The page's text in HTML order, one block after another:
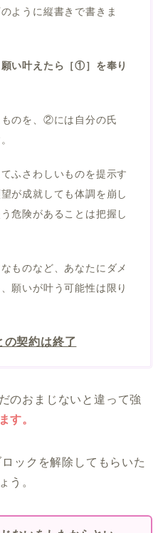
ように縦書きで書きま
い叶えたら［①］を奉り
のを、②には自分の氏
ふさわしいものを提示す
が成就しても体調を崩し
危険があることは把握し
ものなど、あなたにダメ
願いが叶う可能性は限り
の契約は終了
のおまじないと違って強
す。
ックを解除してもらいた
う。